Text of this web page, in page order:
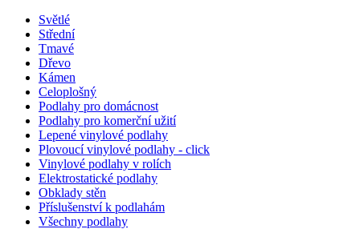
Světlé
Střední
Tmavé
Dřevo
Kámen
Celoplošný
Podlahy pro domácnost
Podlahy pro komerční užití
Lepené vinylové podlahy
Plovoucí vinylové podlahy - click
Vinylové podlahy v rolích
Elektrostatické podlahy
Obklady stěn
Příslušenství k podlahám
Všechny podlahy